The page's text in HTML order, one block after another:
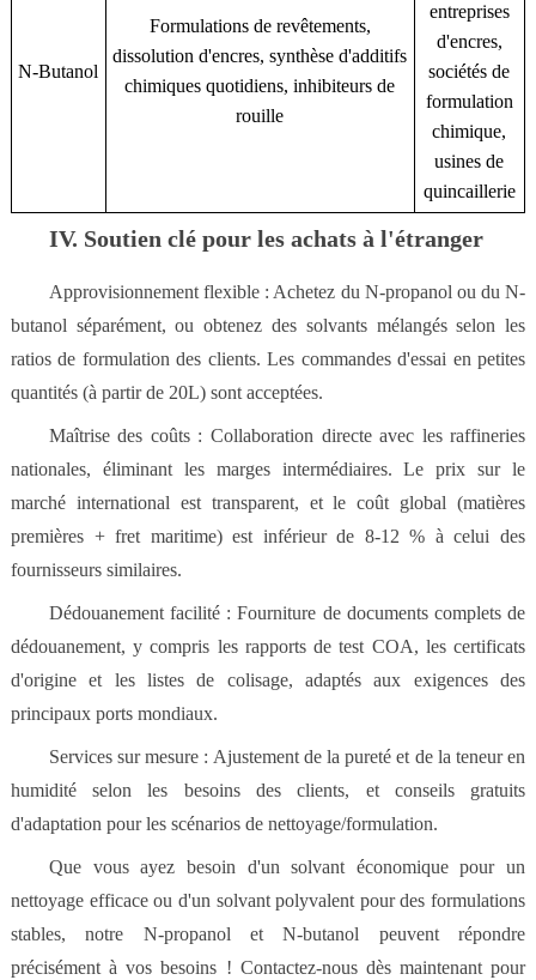
N-Butanol
Formulations de revêtements,
dissolution d'encres, synthèse d'additifs
chimiques quotidiens, inhibiteurs de
rouille
entreprises
d'encres,
sociétés de
formulation
chimique,
usines de
quincaillerie
IV. Soutien clé pour les achats à l'étranger
Approvisionnement flexible : Achetez du N-propanol ou du N-
butanol séparément, ou obtenez des solvants mélangés selon les
ratios de formulation des clients. Les commandes d'essai en petites
quantités (à partir de 20L) sont acceptées.
Maîtrise des coûts : Collaboration directe avec les raffineries
nationales, éliminant les marges intermédiaires. Le prix sur le
marché international est transparent, et le coût global (matières
premières + fret maritime) est inférieur de 8-12 % à celui des
fournisseurs similaires.
Dédouanement facilité : Fourniture de documents complets de
dédouanement, y compris les rapports de test COA, les certificats
d'origine et les listes de colisage, adaptés aux exigences des
principaux ports mondiaux.
Services sur mesure : Ajustement de la pureté et de la teneur en
humidité selon les besoins des clients, et conseils gratuits
d'adaptation pour les scénarios de nettoyage/formulation.
Que vous ayez besoin d'un solvant économique pour un
nettoyage efficace ou d'un solvant polyvalent pour des formulations
stables, notre N-propanol et N-butanol peuvent répondre
précisément à vos besoins ! Contactez-nous dès maintenant pour